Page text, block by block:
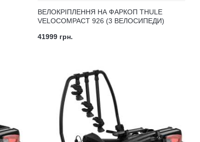
ВЕЛОКРІПЛЕННЯ НА ФАРКОП THULE
VELOCOMPACT 926 (3 ВЕЛОСИПЕДИ)
41999 грн.